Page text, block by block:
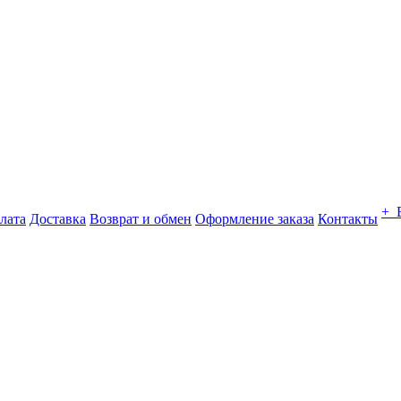
Доставка Возврат и обмен Оформление заказа Контакты +